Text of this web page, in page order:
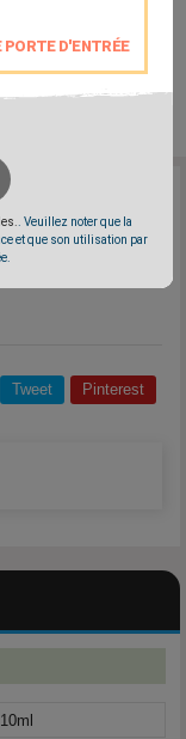
PORTE D'ENTRÉE
. Veuillez noter que la
et que son utilisation par
Tweet Pinterest